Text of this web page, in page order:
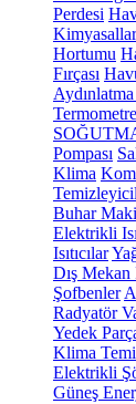
Perdesi
Hortumu
Fırçası
Pompası
Klima
Buhar
Elektrikli
Isıtıcılar
Dış Mekan
Şofbenler
Radyatör
Yedek
Klima
Elektrikli
Güneş